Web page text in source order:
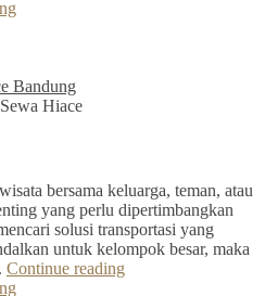
Bandung
Hiace
bersama keluarga, teman, atau
yang perlu dipertimbangkan
solusi transportasi yang
untuk kelompok besar, maka
Continue reading